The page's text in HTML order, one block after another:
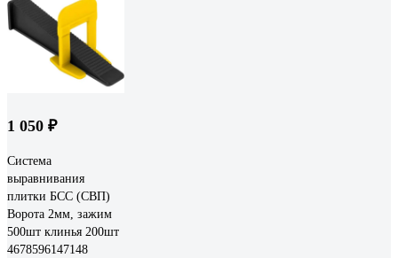
1 050 ₽
Система
выравнивания
плитки БСС (СВП)
Ворота 2мм, зажим
500шт клинья 200шт
4678596147148